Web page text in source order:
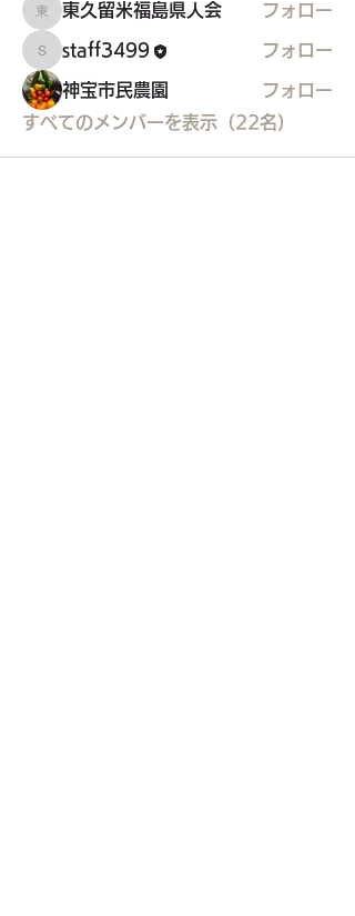
東久留米福島県人会
東久留米福島県人会 フォロー
staff3499
staff3499 フォロー
神宝市民農園
フォロー
すべてのメンバーを表示（22名）